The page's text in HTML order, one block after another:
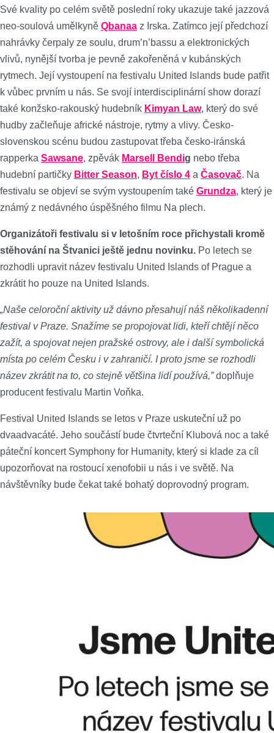
Své kvality po celém světě poslední roky ukazuje také jazzová
neo-soulová umělkyně Qbanaa z Irska. Zatímco její předchozí
nahrávky čerpaly ze soulu, drum’n’bassu a elektronických
vlivů, nynější tvorba je pevně zakořeněná v kubánských
rytmech. Její vystoupení na festivalu United Islands bude patřit
k vůbec prvním u nás. Se svojí interdisciplinární show dorazí
také konžsko-rakouský hudebník Kimyan Law, který do své
hudby začleňuje africké nástroje, rytmy a vlivy. Česko-
slovenskou scénu budou zastupovat třeba česko-iránská
rapperka Sawsane, zpěvák Marsell Bendig nebo třeba
hudební partičky Bitter Season, Byt číslo 4 a Časovač. Na
festivalu se objeví se svým vystoupením také Grundza, který je
známý z nedávného úspěšného filmu Na plech.
Organizátoři festivalu si v letošním roce přichystali kromě
stěhování na Štvanici ještě jednu novinku. Po letech se
rozhodli upravit název festivalu United Islands of Prague a
zkrátit ho pouze na United Islands.
„Naše celoroční aktivity už dávno přesahují náš několikadenní
festival v Praze. Snažíme se propojovat lidi, kteří chtějí něco
zažít, a spojovat nejen pražské ostrovy, ale i další symbolická
místa po celém Česku i v zahraničí. I proto jsme se rozhodli
název zkrátit na to, co stejně většina lidí používá,”doplňuje
producent festivalu Martin Voňka.
Festival United Islands se letos v Praze uskuteční už po
dvaadvacáté. Jeho součástí bude čtvrteční Klubová noc a také
páteční koncert Symphony for Humanity, který si klade za cíl
upozorňovat na rostoucí xenofobii u nás i ve světě. Na
návštěvníky bude čekat také bohatý doprovodný program.